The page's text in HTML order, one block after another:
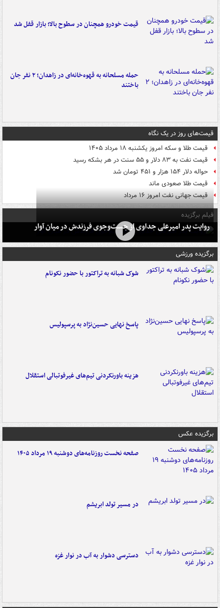
قیمت خودرو همچنان در سطوح بالا؛ بازار قفل شد
حمله مسلحانه به قهوه‌خانه‌ای در زاهدان؛ ۲ نفر جان
باختند
قیمت‌های روز در یک نگاه
قیمت طلا و سکه امروز یکشنبه ۱۸ مرداد ۱۴۰۵
قیمت نفت به ۸۳ دلار و ۵۵ سنت در هر بشکه رسید
حواله دلار ۱۵۴ هزار و ۴۵۱ تومان شد
قیمت طلا صعودی ماند
قیمت جهانی نفت امروز ۱۶ مرداد
فیلم برگزیده
روایت پدر امیرعلی جداوی از جست‌وجوی فرزندش در میان آوار
برگزیده ورزشی
شوک شبانه به تراکتور با حضور نکونام
پاسخ نهایی حسین‌نژاد به پرسپولیس
هزینه باورنکردنی تیم‌های غیرفوتبالی استقلال
برگزیده عکس
صفحه نخست روزنامه‌های دوشنبه ۱۹ مرداد ۱۴۰۵
در مسیر تولد ابریشم
دسترسی دشوار به آب در نوار غزه